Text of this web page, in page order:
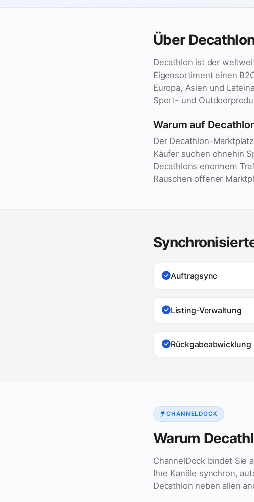
Über
Decathlon ist der
Eigensortiment einen
Europa, Asien und
Sport- und
Warum auf
Der Decathlon-
Käufer suchen ohnehin
Decathlons enormem
Rauschen offener
Auftragsync
Listing-Verwaltung
Rückgabeabwicklung
CHANNELDOCK
Warum
ChannelDock bindet Sie
Ihre Kanäle synchron,
Decathlon neben allen